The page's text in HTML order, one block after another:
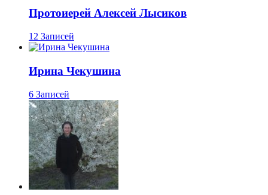
Протоиерей Алексей Лысиков
12 Записей
Ирина Чекушина
6 Записей